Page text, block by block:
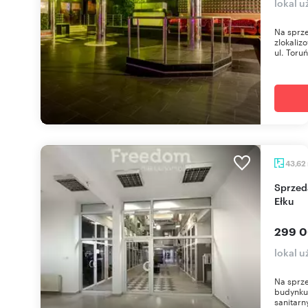
Na
ul.
43,62
Sprzedam lokal użytkowy 43,62 m² w centrum
Ełku
299
lokal
Na